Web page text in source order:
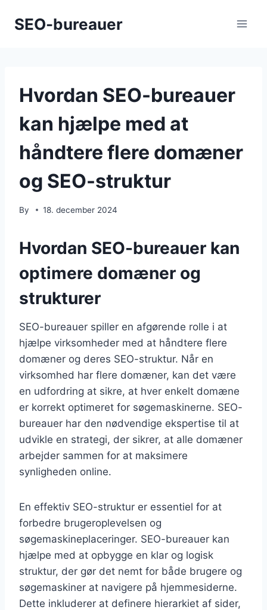
SEO-bureauer
Hvordan SEO-bureauer
kan hjælpe med at
håndtere flere domæner
og SEO-struktur
By 18. december 2024
Hvordan SEO-bureauer kan
optimere domæner og
strukturer
SEO-bureauer spiller en afgørende rolle i at
hjælpe virksomheder med at håndtere flere
domæner og deres SEO-struktur. Når en
virksomhed har flere domæner, kan det være
en udfordring at sikre, at hver enkelt domæne
er korrekt optimeret for søgemaskinerne. SEO-
bureauer har den nødvendige ekspertise til at
udvikle en strategi, der sikrer, at alle domæner
arbejder sammen for at maksimere
synligheden online.
En effektiv SEO-struktur er essentiel for at
forbedre brugeroplevelsen og
søgemaskineplaceringer. SEO-bureauer kan
hjælpe med at opbygge en klar og logisk
struktur, der gør det nemt for både brugere og
søgemaskiner at navigere på hjemmesiderne.
Dette inkluderer at definere hierarkiet af sider,